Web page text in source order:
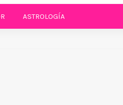
ASTROLOGÍA